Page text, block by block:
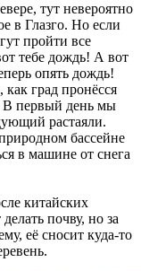
тут невероятно
в Глазго. Но если
пройти все
тебе дождь! А вот
опять дождь!
град пронёсся
В первый день мы
растаяли.
бассейне
в машине от снега
китайских
почву, но за
её сносит куда-то